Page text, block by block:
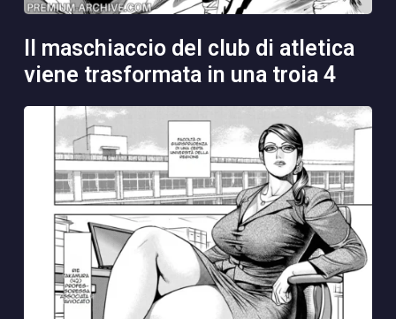
il maschiaccio del club di atletica
viene trasformata in una troia 4